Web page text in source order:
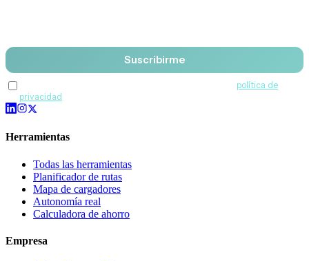
Suscribirme
política de
privacidad
Herramientas
Todas las herramientas
Planificador de rutas
Mapa de cargadores
Autonomía real
Calculadora de ahorro
Empresa